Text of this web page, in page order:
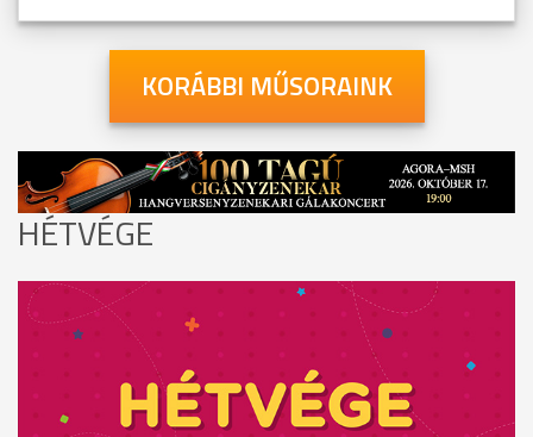
KORÁBBI MŰSORAINK
HÉTVÉGE